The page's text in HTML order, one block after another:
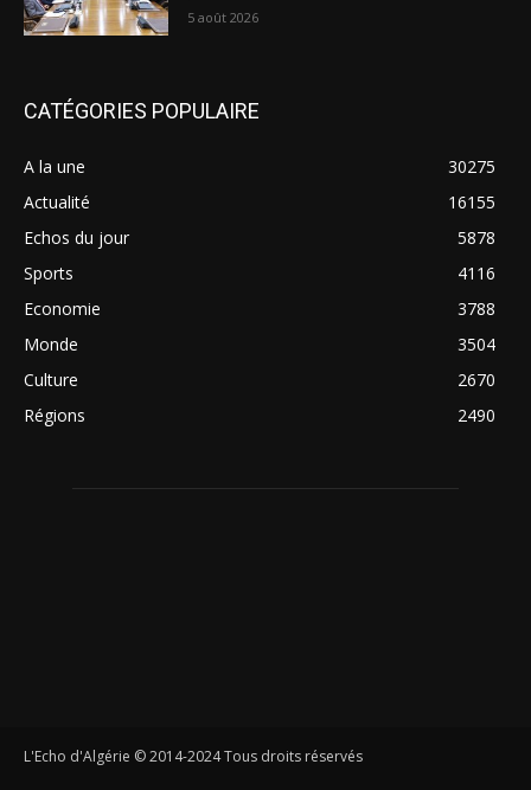
5 août 2026
CATÉGORIES POPULAIRE
A la une
30275
Actualité
16155
Echos du jour
5878
Sports
4116
Economie
3788
Monde
3504
Culture
2670
Régions
2490
L'Echo d'Algérie © 2014-2024 Tous droits réservés